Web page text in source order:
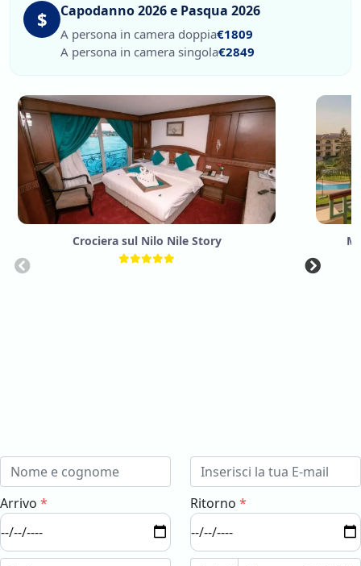
$ Capodanno 2026 e Pasqua 2026
A persona in camera doppia€1809
A persona in camera singola€2849
Crociera sul Nilo Nile Story
Arrivo * Ritorno *